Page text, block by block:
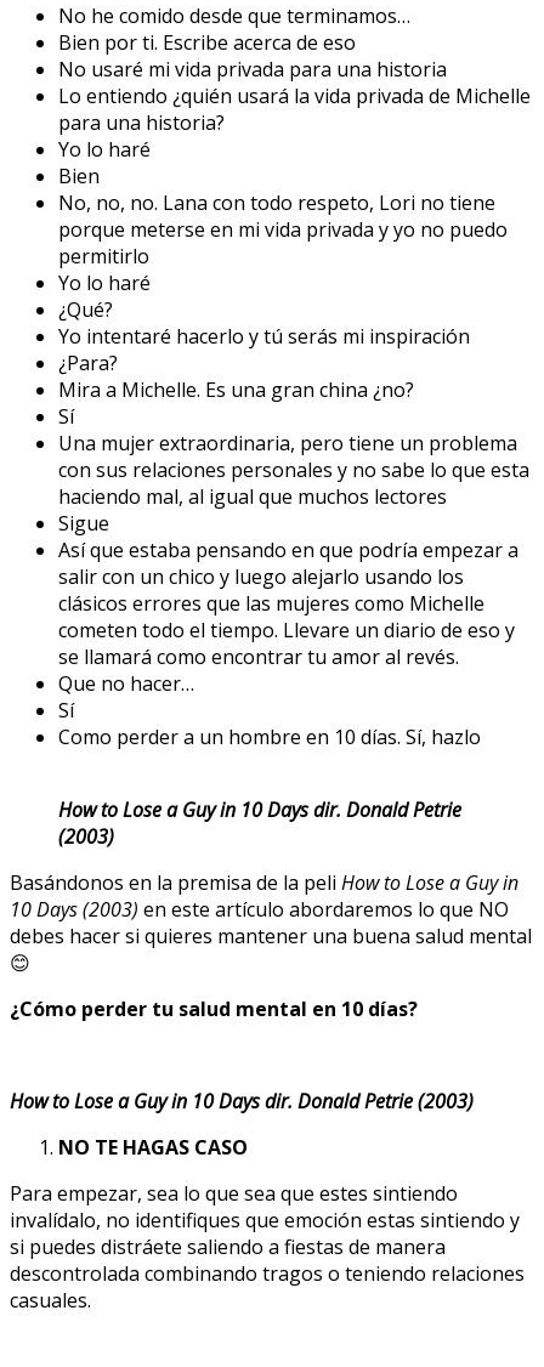
No he comido desde que terminamos…
Bien por ti. Escribe acerca de eso
No usaré mi vida privada para una historia
Lo entiendo ¿quién usará la vida privada de Michelle
para una historia?
Yo lo haré
Bien
No, no, no. Lana con todo respeto, Lori no tiene
porque meterse en mi vida privada y yo no puedo
permitirlo
Yo lo haré
¿Qué?
Yo intentaré hacerlo y tú serás mi inspiración
¿Para?
Mira a Michelle. Es una gran china ¿no?
Sí
Una mujer extraordinaria, pero tiene un problema
con sus relaciones personales y no sabe lo que esta
haciendo mal, al igual que muchos lectores
Sigue
Así que estaba pensando en que podría empezar a
salir con un chico y luego alejarlo usando los
clásicos errores que las mujeres como Michelle
cometen todo el tiempo. Llevare un diario de eso y
se llamará como encontrar tu amor al revés.
Que no hacer…
Sí
Como perder a un hombre en 10 días. Sí, hazlo
How to Lose a Guy in 10 Days dir. Donald Petrie
(2003)
Basándonos en la premisa de la peli How to Lose a Guy in
10 Days (2003) en este artículo abordaremos lo que NO
debes hacer si quieres mantener una buena salud mental
😊
¿Cómo perder tu salud mental en 10 días?
How to Lose a Guy in 10 Days dir. Donald Petrie (2003)
NO TE HAGAS CASO
Para empezar, sea lo que sea que estes sintiendo
invalídalo, no identifiques que emoción estas sintiendo y
si puedes distráete saliendo a fiestas de manera
descontrolada combinando tragos o teniendo relaciones
casuales.